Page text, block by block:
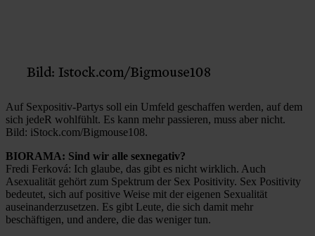
Auf Sexpositiv-Partys soll ein Umfeld geschaffen werden, auf dem
sich jedeR wohlfühlt. Es kann mehr passieren, muss aber nicht.
Bild: iStock.com/Bigmouse108.
BIORAMA: Sind wir alle sexnegativ?
Fredi Ferková: Ich glaube, das gibt es nicht wirklich. Auch
Asexualität gehört zum Spektrum der Sex Positivity. Sex Positivity
bedeutet, sich auf positive Weise mit der eigenen Sexualität
auseinanderzusetzen. Es gibt Leute, die sich damit mehr
beschäftigen, und andere, die das weniger tun.